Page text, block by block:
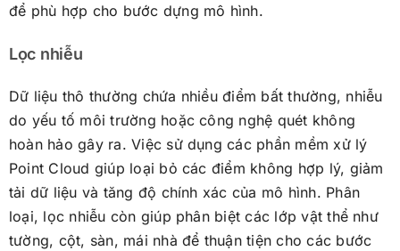
để phù hợp cho bước dựng mô hình.
Lọc nhiễu
Dữ liệu thô thường chứa nhiều điểm bất thường, nhiễu
do yếu tố môi trường hoặc công nghệ quét không
hoàn hảo gây ra. Việc sử dụng các phần mềm xử lý
Point Cloud giúp loại bỏ các điểm không hợp lý, giảm
tải dữ liệu và tăng độ chính xác của mô hình. Phân
loại, lọc nhiễu còn giúp phân biệt các lớp vật thể như
tường, cột, sàn, mái nhà để thuận tiện cho các bước